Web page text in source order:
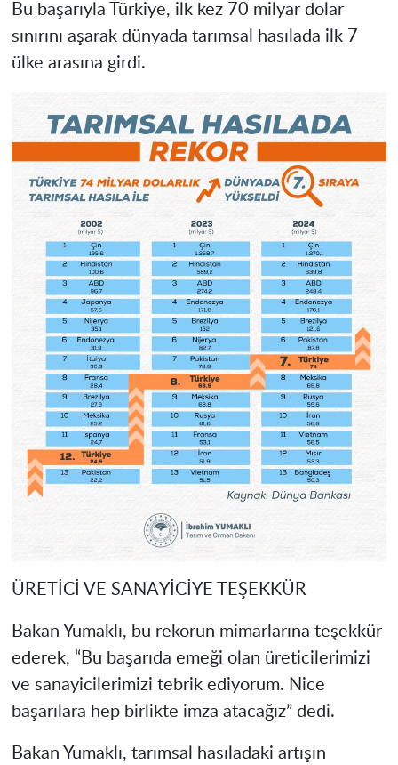
Bu başarıyla Türkiye, ilk kez 70 milyar dolar
sınırını aşarak dünyada tarımsal hasılada ilk 7
ülke arasına girdi.
ÜRETİCİ VE SANAYİCİYE TEŞEKKÜR
Bakan Yumaklı, bu rekorun mimarlarına teşekkür
ederek, “Bu başarıda emeği olan üreticilerimizi
ve sanayicilerimizi tebrik ediyorum. Nice
başarılara hep birlikte imza atacağız” dedi.
Bakan Yumaklı, tarımsal hasıladaki artışın